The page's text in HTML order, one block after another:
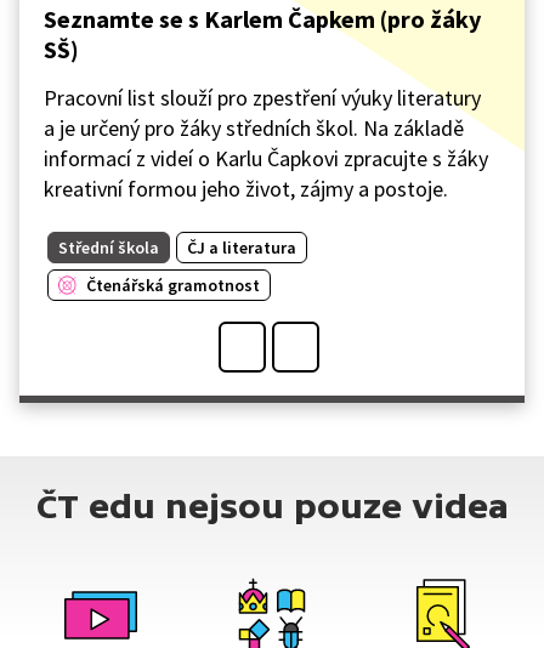
Seznamte se s Karlem Čapkem (pro žáky
SŠ)
Pracovní list slouží pro zpestření výuky literatury
a je určený pro žáky středních škol. Na základě
informací z videí o Karlu Čapkovi zpracujte s žáky
kreativní formou jeho život, zájmy a postoje.
Střední škola
ČJ a literatura
Čtenářská gramotnost
ČT edu nejsou pouze videa